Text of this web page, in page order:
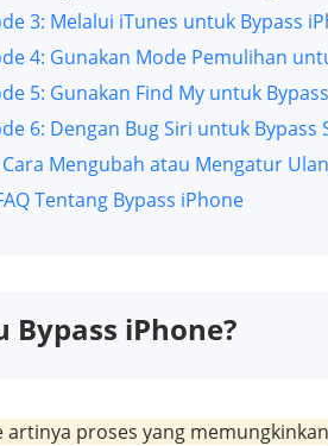
3: Melalui iTunes untuk Bypass
4: Gunakan Mode Pemulihan
5: Gunakan Find My untuk
6: Dengan Bug Siri untuk Bypass
Mengubah atau Mengatur
Tentang Bypass iPhone
Bypass iPhone?
artinya proses yang